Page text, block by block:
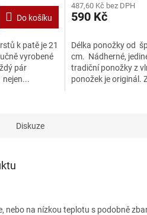
Do košíku
k patě je 21
vyrobené
pár
nejen...
487,60 Kč bez DPH
590 Kč
Délka ponožky od
cm. Nádherné,
tradiční ponožky z
ponožek je originál.
Diskuze
nebo na nízkou teplotu s podobně